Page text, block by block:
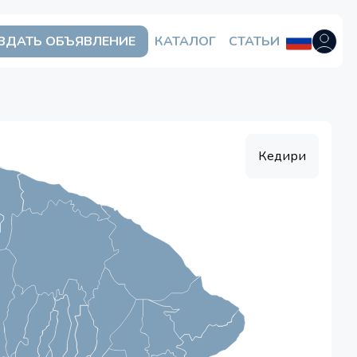
ОБЪЯВЛЕНИЕ КАТАЛОГ СТАТЬИ
Кедири